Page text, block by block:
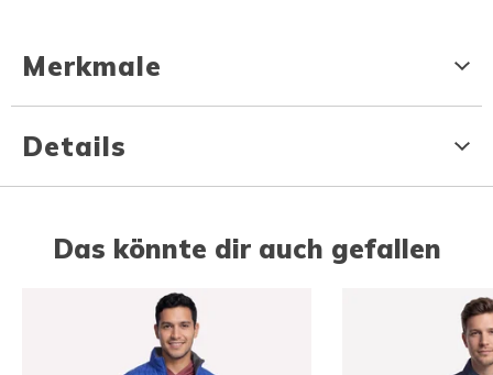
Merkmale
Details
Das könnte dir auch gefallen